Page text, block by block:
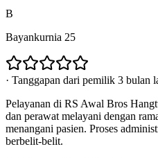
B
Bayankurnia 25
· Tanggapan dari pemilik 3 bulan
Pelayanan di RS Awal Bros
dan perawat melayani dengan
menangani pasien. Proses
berbelit-belit.